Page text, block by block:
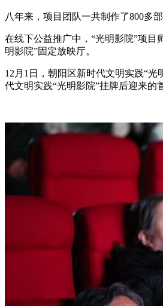
八年来，项目团队一共制作了800多
在线下公益推广中，“光明影院”项目
明影院”固定放映厅。
12月1日，朝阳区新时代文明实践“
代文明实践“光明影院”挂牌后迎来的